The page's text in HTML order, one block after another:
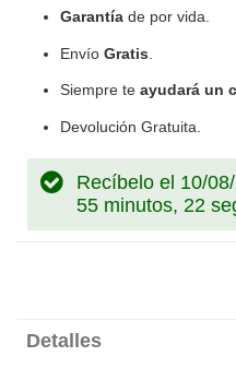
Garantía de por vida.
Envío Gratis
Siempre te ayudará un
Devolución Gratuita.
Recíbelo el 10/
55 minutos, 22
Detalles